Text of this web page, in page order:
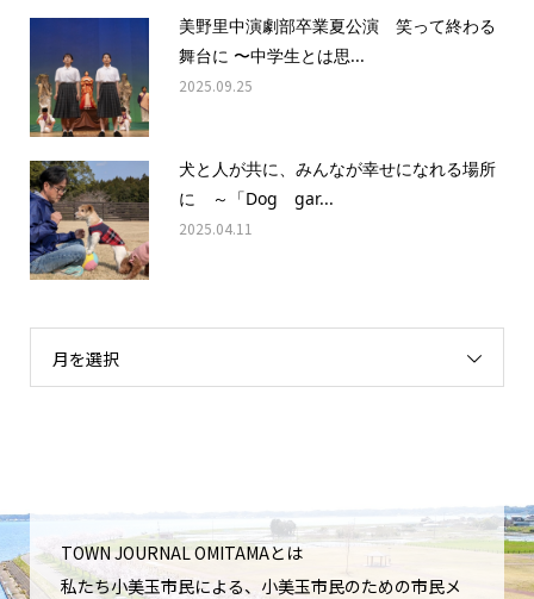
美野里中演劇部卒業夏公演 笑って終わる
舞台に 〜中学生とは思...
2025.09.25
犬と人が共に、みんなが幸せになれる場所
に ～「Dog gar...
2025.04.11
月を選択
TOWN JOURNAL OMITAMAとは
私たち小美玉市民による、小美玉市民のための市民メ